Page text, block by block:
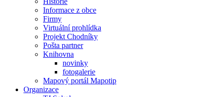
Informace z obce
Firmy
Virtuální prohlídka
Projekt Chodníky
Pošta partner
Knihovna
novinky
fotogalerie
Mapový portál Mapotip
Organizace